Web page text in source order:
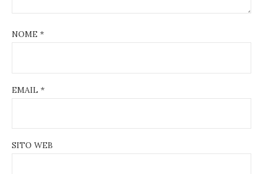
NOME *
EMAIL *
SITO WEB